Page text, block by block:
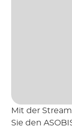
Mit der
Sie den